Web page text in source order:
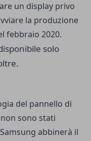
un display privo
la produzione
febbraio 2020.
solo
del pannello di
sono stati
abbinerà il